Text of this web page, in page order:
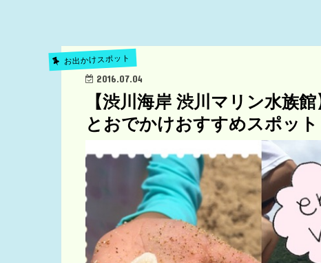
お出かけスポット
2016.07.04
【渋川海岸 渋川マリン水族
とおでかけおすすめスポッ